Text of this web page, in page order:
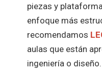
piezas y
enfoque más
recomendamos
aulas que están
ingeniería o